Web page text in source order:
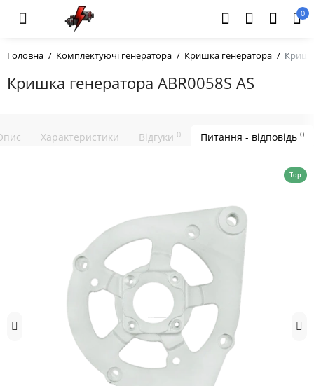
0
Головна Комплектуючі генератора Кришка генератора
Кришка генератора ABR0058S AS
Характеристики Відгуки 0 Питання - відповідь 0
Top